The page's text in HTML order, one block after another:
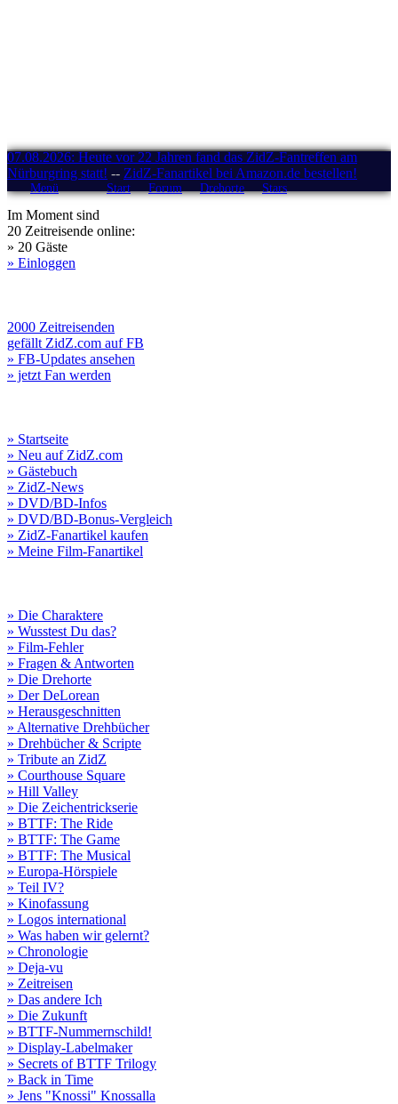
07.08.2026: Heute vor 22 Jahren fand das ZidZ-Fantreffen am
Nürburgring statt! -- ZidZ-Fanartikel bei Amazon.de bestellen!
Menü Start Forum Drehorte Stars
Im Moment sind
20 Zeitreisende online:
» 20 Gäste
» Einloggen
2000 Zeitreisenden
gefällt ZidZ.com auf FB
» FB-Updates ansehen
» jetzt Fan werden
» Startseite
» Neu auf ZidZ.com
» Gästebuch
» ZidZ-News
» DVD/BD-Infos
» DVD/BD-Bonus-Vergleich
» ZidZ-Fanartikel kaufen
» Meine Film-Fanartikel
» Die Charaktere
» Wusstest Du das?
» Film-Fehler
» Fragen & Antworten
» Die Drehorte
» Der DeLorean
» Herausgeschnitten
» Alternative Drehbücher
» Drehbücher & Scripte
» Tribute an ZidZ
» Courthouse Square
» Hill Valley
» Die Zeichentrickserie
» BTTF: The Ride
» BTTF: The Game
» BTTF: The Musical
» Europa-Hörspiele
» Teil IV?
» Kinofassung
» Logos international
» Was haben wir gelernt?
» Chronologie
» Deja-vu
» Zeitreisen
» Das andere Ich
» Die Zukunft
» BTTF-Nummernschild!
» Display-Labelmaker
» Secrets of BTTF Trilogy
» Back in Time
» Jens "Knossi" Knossalla